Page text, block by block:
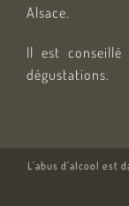
Alsace.
Il est conseillé
dégustations.
L’abus d’alcool est